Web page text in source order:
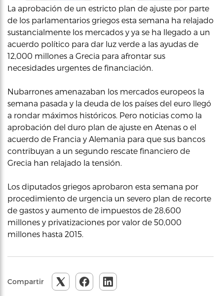
La aprobación de un estricto plan de ajuste por parte
de los parlamentarios griegos esta semana ha relajado
sustancialmente los mercados y ya se ha llegado a un
acuerdo político para dar luz verde a las ayudas de
12,000 millones a Grecia para afrontar sus
necesidades urgentes de financiación.
Nubarrones amenazaban los mercados europeos la
semana pasada y la deuda de los países del euro llegó
a rondar máximos históricos. Pero noticias como la
aprobación del duro plan de ajuste en Atenas o el
acuerdo de Francia y Alemania para que sus bancos
contribuyan a un segundo rescate financiero de
Grecia han relajado la tensión.
Los diputados griegos aprobaron esta semana por
procedimiento de urgencia un severo plan de recorte
de gastos y aumento de impuestos de 28,600
millones y privatizaciones por valor de 50,000
millones hasta 2015.
Compartir